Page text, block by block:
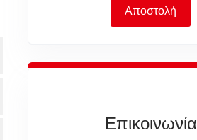
Αποστολή
Επικοινωνία